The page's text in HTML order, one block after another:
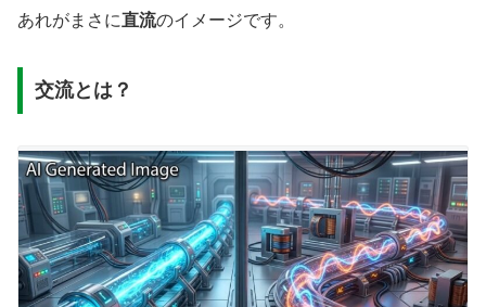
あれがまさに直流のイメージです。
交流とは？